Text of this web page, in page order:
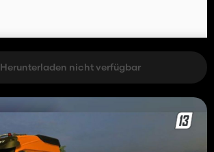
Herunterladen nicht verfügbar